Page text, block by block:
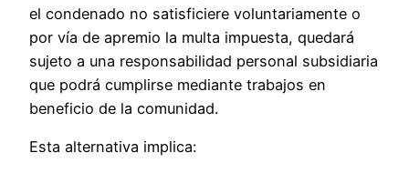
el condenado no satisficiere voluntariamente o
por vía de apremio la multa impuesta, quedará
sujeto a una responsabilidad personal subsidiaria
que podrá cumplirse mediante trabajos en
beneficio de la comunidad.
Esta alternativa implica: